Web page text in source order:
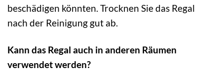
beschädigen könnten. Trocknen Sie das Regal
nach der Reinigung gut ab.
Kann das Regal auch in anderen Räumen
verwendet werden?